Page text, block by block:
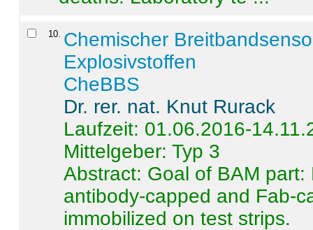
10 Chemischer
Explosivstoffen
CheBBS
Dr. rer. nat. Knut Rurack
Laufzeit: 01.06.2016-
Mittelgeber: Typ 3
Abstract: Goal of BAM
antibody-capped and Fab-
immobilized on test strips.